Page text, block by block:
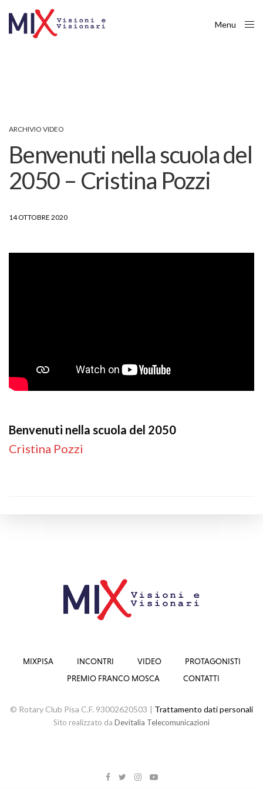
Menu
ARCHIVIO VIDEO
Benvenuti nella scuola del
2050 – Cristina Pozzi
14 OTTOBRE 2020
Benvenuti nella scuola del 2050
Cristina Pozzi
MIXPISA INCONTRI VIDEO
PROTAGONISTI
PREMIO FRANCO MOSCA
CONTATTI
© Rotary Club Pisa C.F. 93002620503 | Trattamento dati personali
Sito realizzato daDevitalia Telecomunicazioni